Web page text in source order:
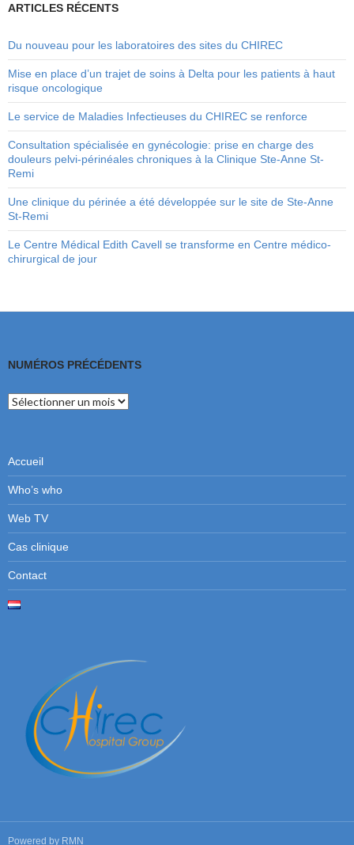
ARTICLES RÉCENTS
Du nouveau pour les laboratoires des sites du CHIREC
Mise en place d’un trajet de soins à Delta pour les patients à haut
risque oncologique
Le service de Maladies Infectieuses du CHIREC se renforce
Consultation spécialisée en gynécologie: prise en charge des
douleurs pelvi-périnéales chroniques à la Clinique Ste-Anne St-
Remi
Une clinique du périnée a été développée sur le site de Ste-Anne
St-Remi
Le Centre Médical Edith Cavell se transforme en Centre médico-
chirurgical de jour
NUMÉROS PRÉCÉDENTS
Numéros
précédents
Accueil
Who’s who
Web TV
Cas clinique
Contact
Powered by RMN